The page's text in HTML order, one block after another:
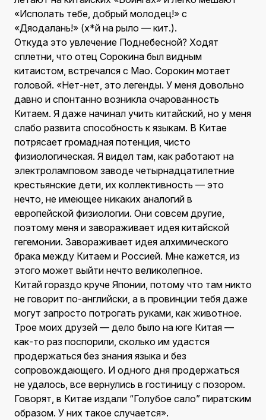
«Исполать тебе, добрый молодец!» с
«Дяодалань!» (х*й на рыло — кит.).
Откуда это увлечение Поднебесной? Ходят
сплетни, что отец Сорокина был видным
китаистом, встречался с Мао. Сорокин мотает
головой. «Нет-нет, это легенды. У меня довольно
давно и спонтанно возникла очарованность
Китаем. Я даже начинал учить китайский, но у меня
слабо развита способность к языкам. В Китае
потрясает громадная потенция, чисто
физиологическая. Я видел там, как работают на
электроламповом заводе четырнадцатилетние
крестьянские дети, их коллективность — это
нечто, не имеющее никаких аналогий в
европейской физиологии. Они совсем другие,
поэтому меня и завораживает идея китайской
гегемонии. Завораживает идея алхимического
брака между Китаем и Россией. Мне кажется, из
этого может выйти нечто великолепное.
Китай гораздо круче Японии, потому что там никто
не говорит по-английски, а в провинции тебя даже
могут запросто потрогать руками, как животное.
Трое моих друзей — дело было на юге Китая —
как-то раз поспорили, сколько им удастся
продержаться без знания языка и без
сопровождающего. И одного дня продержаться
не удалось, все вернулись в гостиницу с позором.
Говорят, в Китае издали “Голубое сало” пиратским
образом. У них такое случается».